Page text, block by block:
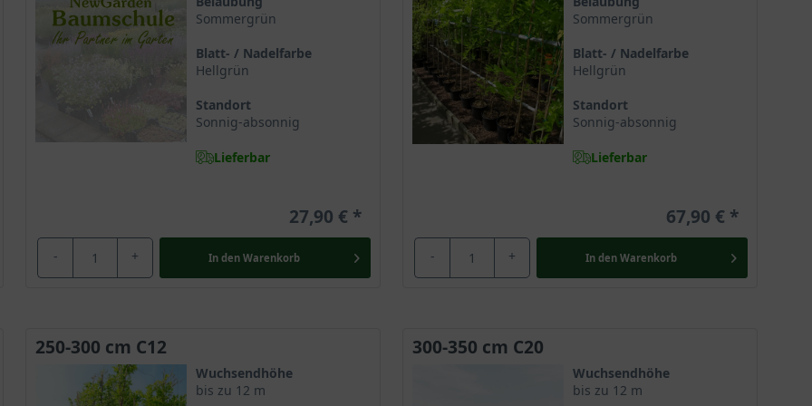
dem renommierten Award of Garden Merit der Royal Horticultural Society ausgezeichnet und erfreut sich daher unter
einer absoluten Gartenschönheit, die mit einer sensationellen Optik traumhafte Akzente in den Garten zaubert und
Blauregen bereits preisgibt, aus dem japanischen Inselreich. Sie ist ebenfalls unter den Synonymen Glyzine
Gattung
innerhalb der Familie der Fabaceae. Die wunderschöne Kletterpflanze wächst in ihrer Heimat an
Sommergrün
Blatt- / Nadelfarbe
Hellgrün
Standort
Sonnig-absonnig
Lieferbar
27,90 €
- + In den Warenkorb
Sommergrün
Blatt- / Nadelfarbe
Hellgrün
Standort
Sonnig-absonnig
Lieferbar
67,90 €
- + In den Warenkorb
250-300 cm C12
Wuchsendhöhe
bis zu 12 m
300-350 cm C20
Wuchsendhöhe
bis zu 12 m